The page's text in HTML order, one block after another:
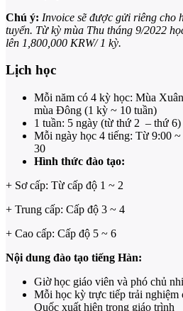
Chú ý: Invoice sẽ được gửi riêng cho
tuyển. Từ kỳ mùa Thu tháng 9/2022
lên 1,800,000 KRW/ 1 kỳ.
Lịch học
Mỗi năm có 4 kỳ học: Mùa
mùa Đông (1 kỳ ~ 10 tuần)
1 tuần: 5 ngày (từ thứ 2 – thứ 6)
Mỗi ngày học 4 tiếng: Từ 9:00
30
Hình thức đào tạo:
+ Sơ cấp: Từ cấp độ 1 ~ 2
+ Trung cấp: Cấp độ 3 ~ 4
+ Cao cấp: Cấp độ 5 ~ 6
Nội dung đào tạo tiếng Hàn:
Giờ học giáo viên và phó chủ
Mỗi học kỳ trực tiếp trải nghiệm
Quốc xuất hiện trong giáo trình